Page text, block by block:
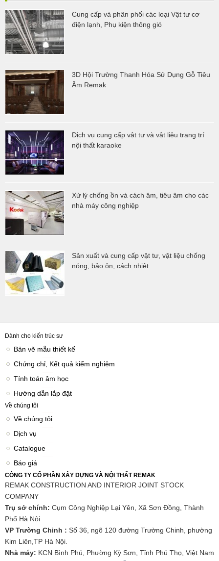
Cung cấp và phân phối các loại Vật tư cơ
điện lạnh, Phụ kiện thông gió
3D Hội Trường Thanh Hóa Sử Dụng Gỗ Tiêu
Âm Remak
Dịch vụ cung cấp vật tư và vật liệu trang trí
nội thất karaoke
Xử lý chống ồn và cách âm, tiêu âm cho các
nhà máy công nghiệp
Sản xuất và cung cấp vật tư, vật liệu chống
nóng, bảo ôn, cách nhiệt
Dành cho kiến trúc sư
Bản vẽ mẫu thiết kế
Chứng chỉ, Kết quả kiểm nghiệm
Tính toán âm học
Hướng dẫn lắp đặt
Về chúng tôi
Về chúng tôi
Dịch vụ
Catalogue
Báo giá
CÔNG TY CỔ PHẦN XÂY DỰNG VÀ NỘI THẤT REMAK
REMAK CONSTRUCTION AND INTERIOR JOINT STOCK
COMPANY
Trụ sở chính: Cụm Công Nghiệp Lại Yên, Xã Sơn Đồng, Thành
Phố Hà Nội
VP Trường Chinh : Số 36, ngõ 120 đường Trường Chinh, phường
Kim Liên,TP Hà Nội.
Nhà máy: KCN Bình Phú, Phường Kỳ Sơn, Tỉnh Phú Thọ, Việt Nam